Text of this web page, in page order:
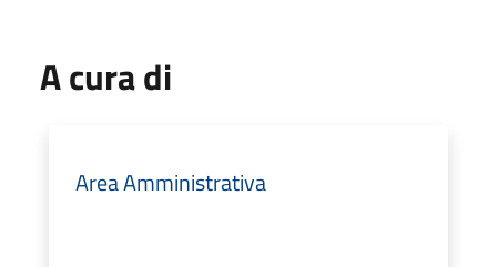
A cura di
Area Amministrativa